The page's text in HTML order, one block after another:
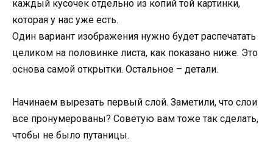
каждый кусочек отдельно из копий той картинки,
которая у нас уже есть.
Один вариант изображения нужно будет распечатать
целиком на половинке листа, как показано ниже. Это
основа самой открытки. Остальное – детали.
Начинаем вырезать первый слой. Заметили, что слои
все пронумерованы? Советую вам тоже так сделать,
чтобы не было путаницы.